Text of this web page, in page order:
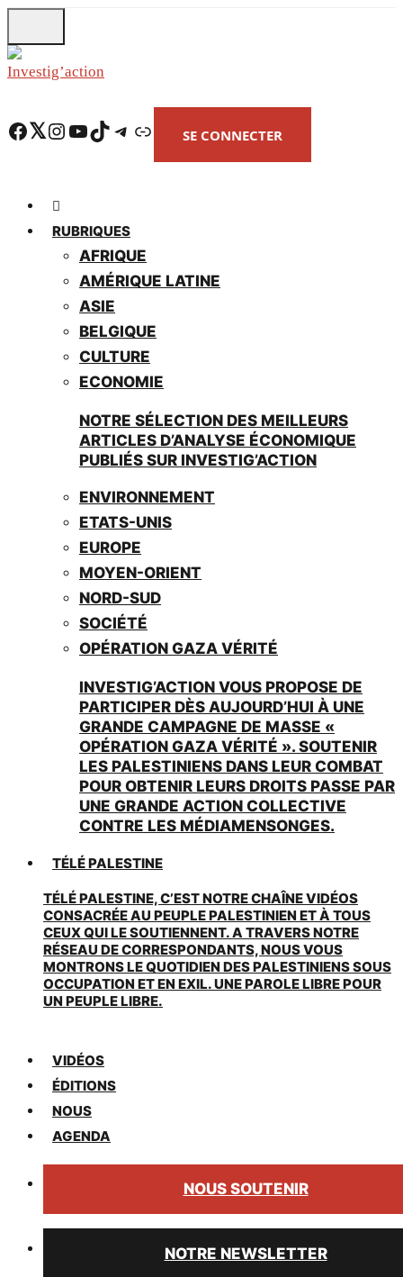
to
main
Facebook Twitter Instagram YouTube TikTok Telegram Lien SE CONNECTER
RUBRIQUES
AFRIQUE
AMÉRIQUE LATINE
ASIE
BELGIQUE
CULTURE
ECONOMIE
NOTRE SÉLECTION DES MEILLEURS
ARTICLES D’ANALYSE ÉCONOMIQUE
PUBLIÉS SUR INVESTIG’ACTION
ENVIRONNEMENT
ETATS-UNIS
EUROPE
MOYEN-ORIENT
NORD-SUD
SOCIÉTÉ
OPÉRATION GAZA VÉRITÉ
INVESTIG’ACTION VOUS PROPOSE DE
PARTICIPER DÈS AUJOURD’HUI À UNE
GRANDE CAMPAGNE DE MASSE «
OPÉRATION GAZA VÉRITÉ ». SOUTENIR
LES PALESTINIENS DANS LEUR COMBAT
POUR OBTENIR LEURS DROITS PASSE PAR
UNE GRANDE ACTION COLLECTIVE
CONTRE LES MÉDIAMENSONGES.
TÉLÉ PALESTINE
TÉLÉ PALESTINE, C’EST NOTRE CHAÎNE VIDÉOS
CONSACRÉE AU PEUPLE PALESTINIEN ET À TOUS
CEUX QUI LE SOUTIENNENT. A TRAVERS NOTRE
RÉSEAU DE CORRESPONDANTS, NOUS VOUS
MONTRONS LE QUOTIDIEN DES PALESTINIENS SOUS
OCCUPATION ET EN EXIL. UNE PAROLE LIBRE POUR
UN PEUPLE LIBRE.
VIDÉOS
ÉDITIONS
NOUS
AGENDA
NOUS SOUTENIR
NOTRE NEWSLETTER